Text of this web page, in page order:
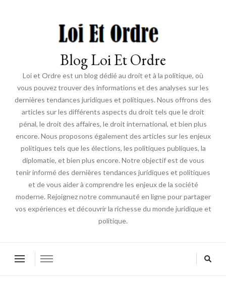
Blog Loi Et Ordre
Loi et Ordre est un blog dédié au droit et à la politique, où
vous pouvez trouver des informations et des analyses sur les
dernières tendances juridiques et politiques. Nous offrons des
articles sur les différents aspects du droit tels que le droit
pénal, le droit des affaires, le droit international, et bien plus
encore. Nous proposons également des articles sur les enjeux
politiques tels que les élections, les politiques publiques, la
diplomatie, et bien plus encore. Notre objectif est de vous
tenir informé des dernières tendances juridiques et politiques
et de vous aider à comprendre les enjeux de la société
moderne. Rejoignez notre communauté en ligne pour partager
vos expériences et découvrir la richesse du monde juridique et
politique.